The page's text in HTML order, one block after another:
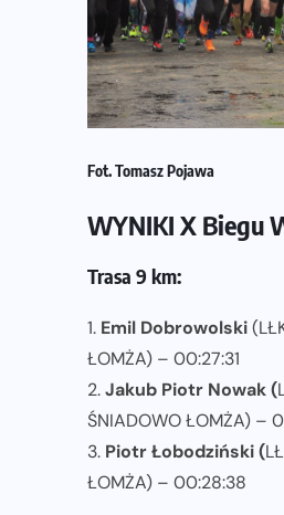
Fot. Tomasz Pojawa
WYNIKI X Biegu
Trasa 9 km:
1. Emil Dobrowolski
ŁOMŻA) – 00:27:31
2.Jakub Piotr Nowak (
ŚNIADOWO ŁOMŻA) –
3. Piotr Łobodziński (
ŁOMŻA) – 00:28:38